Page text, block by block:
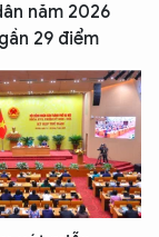
năm 2026
29 điểm